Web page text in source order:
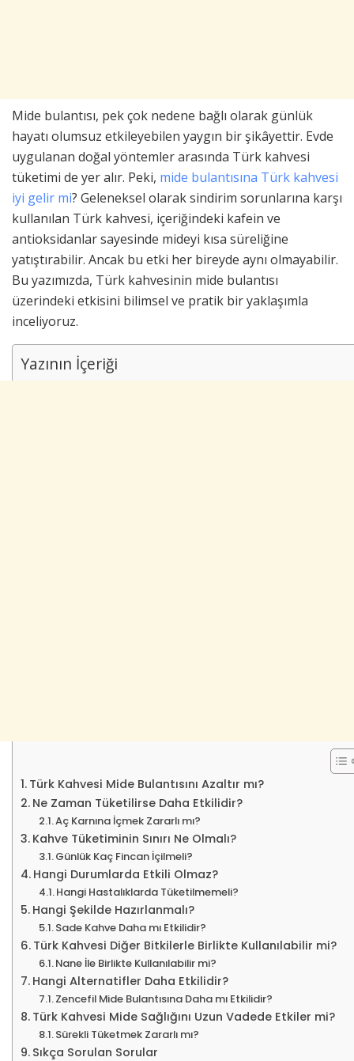
Mide bulantısı, pek çok nedene bağlı olarak günlük
hayatı olumsuz etkileyebilen yaygın bir şikâyettir. Evde
uygulanan doğal yöntemler arasında Türk kahvesi
tüketimi de yer alır. Peki, mide bulantısına Türk kahvesi
iyi gelir mi? Geleneksel olarak sindirim sorunlarına karşı
kullanılan Türk kahvesi, içeriğindeki kafein ve
antioksidanlar sayesinde mideyi kısa süreliğine
yatıştırabilir. Ancak bu etki her bireyde aynı olmayabilir.
Bu yazımızda, Türk kahvesinin mide bulantısı
üzerindeki etkisini bilimsel ve pratik bir yaklaşımla
inceliyoruz.
Yazının İçeriği
Türk Kahvesi Mide Bulantısını Azaltır mı?
Ne Zaman Tüketilirse Daha Etkilidir?
Aç Karnına İçmek Zararlı mı?
Kahve Tüketiminin Sınırı Ne Olmalı?
Günlük Kaç Fincan İçilmeli?
Hangi Durumlarda Etkili Olmaz?
Hangi Hastalıklarda Tüketilmemeli?
Hangi Şekilde Hazırlanmalı?
Sade Kahve Daha mı Etkilidir?
Türk Kahvesi Diğer Bitkilerle Birlikte Kullanılabilir mi?
Nane İle Birlikte Kullanılabilir mi?
Hangi Alternatifler Daha Etkilidir?
Zencefil Mide Bulantısına Daha mı Etkilidir?
Türk Kahvesi Mide Sağlığını Uzun Vadede Etkiler mi?
Sürekli Tüketmek Zararlı mı?
Sıkça Sorulan Sorular